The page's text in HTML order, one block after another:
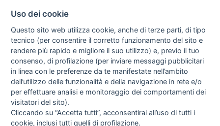
I libri Vedi tutti
Uso dei cookie
Questo sito web utilizza cookie, anche di terze parti, di tipo
tecnico (per consentire il corretto funzionamento del sito e
rendere più rapido e migliore il suo utilizzo) e, previo il tuo
consenso, di profilazione (per inviare messaggi pubblicitari
in linea con le preferenze da te manifestate nell’ambito
dell’utilizzo delle funzionalità e della navigazione in rete e/o
per effettuare analisi e monitoraggio dei comportamenti dei
visitatori del sito).
Cliccando su “Accetta tutti”, acconsentirai all’uso di tutti i
cookie, inclusi tutti quelli di profilazione.